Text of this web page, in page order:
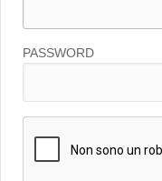
PASSWORD